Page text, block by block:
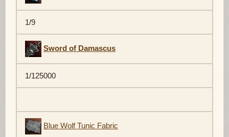
1/9
Sword of Damascus
1/125000
Blue Wolf Tunic Fabric